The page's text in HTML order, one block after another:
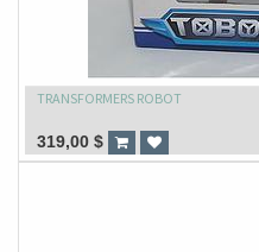
TRANSFORMERS ROBOT
319,00 $